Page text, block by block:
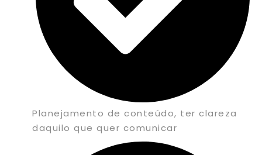
Planejamento de conteúdo, ter clareza
daquilo que quer comunicar